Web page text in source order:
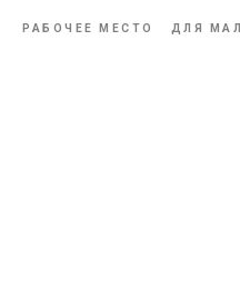
РАБОЧЕЕ МЕСТО ДЛЯ